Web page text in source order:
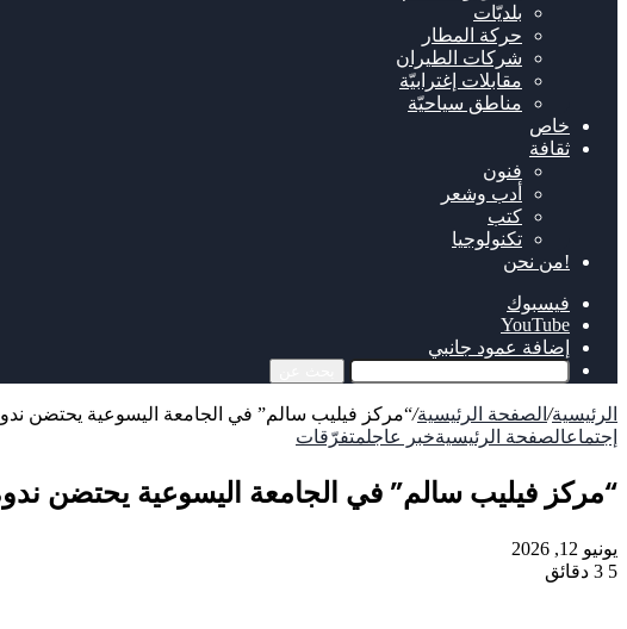
بلديّات
حركة المطار
شركات الطيران
مقابلات إغترابيّة
مناطق سياحيّة
خاص
ثقافة
فنون
أدب وشعر
كتب
تكنولوجيا
!من نحن
فيسبوك
‫YouTube
إضافة عمود جانبي
الرئيسية/ الصفحة الرئيسية/“مركز فيليب سالم” في الجامعة اليسوعية يحتضن
إجتماعالصفحة الرئيسيةخبر عاجلمتفرّقات
“مركز فيليب سالم” في الجامعة اليسوعية يحتضن
يونيو 12, 2026
5 3 دقائق